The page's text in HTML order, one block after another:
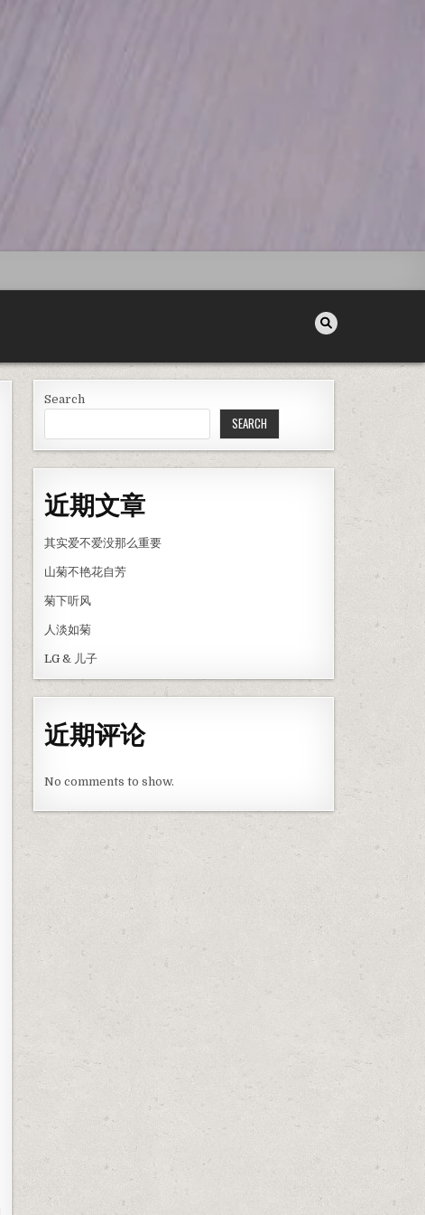
Search
SEARCH
近期文章
其实爱不爱没那么重要
山菊不艳花自芳
菊下听风
人淡如菊
LG & 儿子
近期评论
No comments to show.